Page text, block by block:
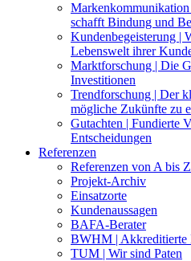
schafft Bindung und
Kundenbegeisterung |
Lebenswelt ihrer
Marktforschung | Die
Investitionen
Trendforschung | Der
mögliche Zukünfte zu
Gutachten | Fundierte
Entscheidungen
Referenzen
Referenzen von A bis Z
Projekt-Archiv
Einsatzorte
Kundenaussagen
BAFA-Berater
BWHM | Akkreditierte
TUM | Wir sind Paten